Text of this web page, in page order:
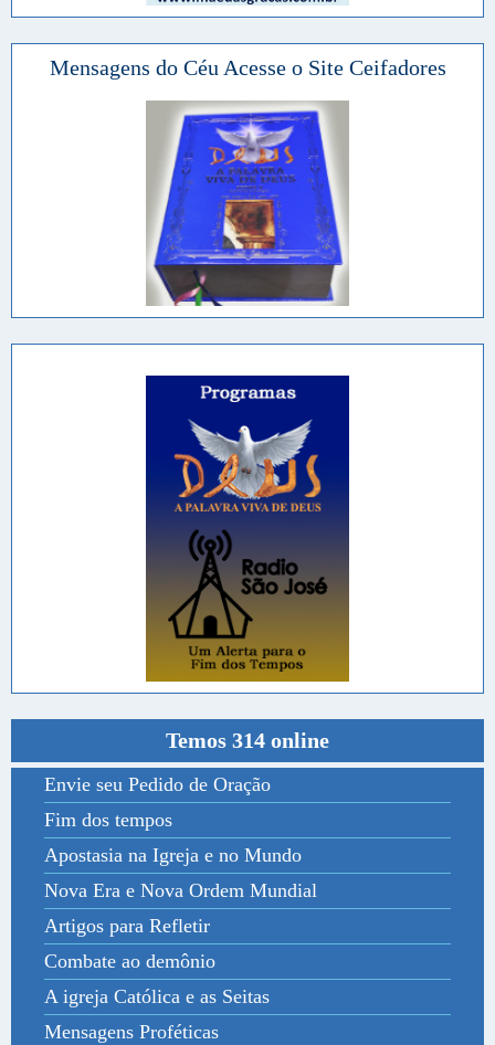
Mensagens do Céu Acesse o Site Ceifadores
Temos 314 online
Envie seu Pedido de Oração
Fim dos tempos
Apostasia na Igreja e no Mundo
Nova Era e Nova Ordem Mundial
Artigos para Refletir
Combate ao demônio
A igreja Católica e as Seitas
Mensagens Proféticas